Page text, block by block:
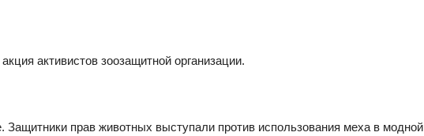
активистов зоозащитной организации.
прав животных выступали против использования меха в модной